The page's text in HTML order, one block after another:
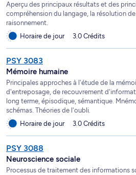
Aperçu des principaux résultats et des
compréhension du langage, la résolution
raisonnement.
Horaire de jour
3.0 Crédits
PSY 3083
Mémoire humaine
Principales approches à l'étude de la
d'entreposage, de recouvrement
long terme, épisodique, sémantique.
schémas. Théories de l'oubli.
Horaire de jour
3.0 Crédits
PSY 3088
Neuroscience sociale
Processus de traitement des informations